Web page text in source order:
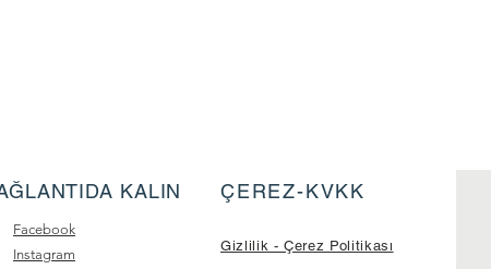
KALIN
Facebook
Instagram
ÇEREZ-KVKK
Gizlilik - Çerez Politikası